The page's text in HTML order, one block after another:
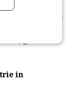
Koßdorff
guten und
in